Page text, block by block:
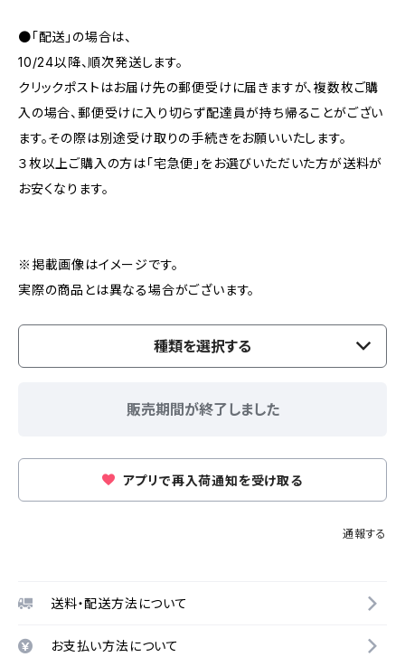
●「配送」の場合は、
10/24以降、順次発送します。
クリックポストはお届け先の郵便受けに届きますが、複数枚ご購
入の場合、郵便受けに入り切らず配達員が持ち帰ることがござい
ます。その際は別途受け取りの手続きをお願いいたします。
３枚以上ご購入の方は「宅急便」をお選びいただいた方が送料が
お安くなります。
※掲載画像はイメージです。
実際の商品とは異なる場合がございます。
種類を選択する
販売期間が終了しました
アプリで再入荷通知を受け取る
通報する
送料・配送方法について
お支払い方法について